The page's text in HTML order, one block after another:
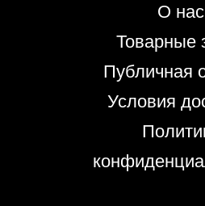
О нас
Товарные
Публичная
Условия